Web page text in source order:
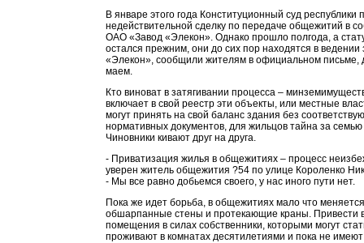
В январе этого года Конституционный суд республики
недействительной сделку по передаче общежитий в
ОАО «Завод «Элекон». Однако прошло полгода, а
остался прежним, они до сих пор находятся в ведении
«Элекон», сообщили жителям в официальном письме,
маем.
Кто виноват в затягивании процесса –
включает в свой реестр эти объекты, или местные
могут принять на свой баланс здания без
нормативных документов, для жильцов тайна за
Чиновники кивают друг на друга.
- Приватизация жилья в общежитиях – процесс
уверен житель общежития ?54 по улице Короленко
- Мы все равно добьемся своего, у нас иного пути нет.
Пока же идет борьба, в общежитиях мало что
обшарпанные стены и протекающие краны. Привести
помещения в силах собственники, которыми могут
проживают в комнатах десятилетиями и пока не имеют